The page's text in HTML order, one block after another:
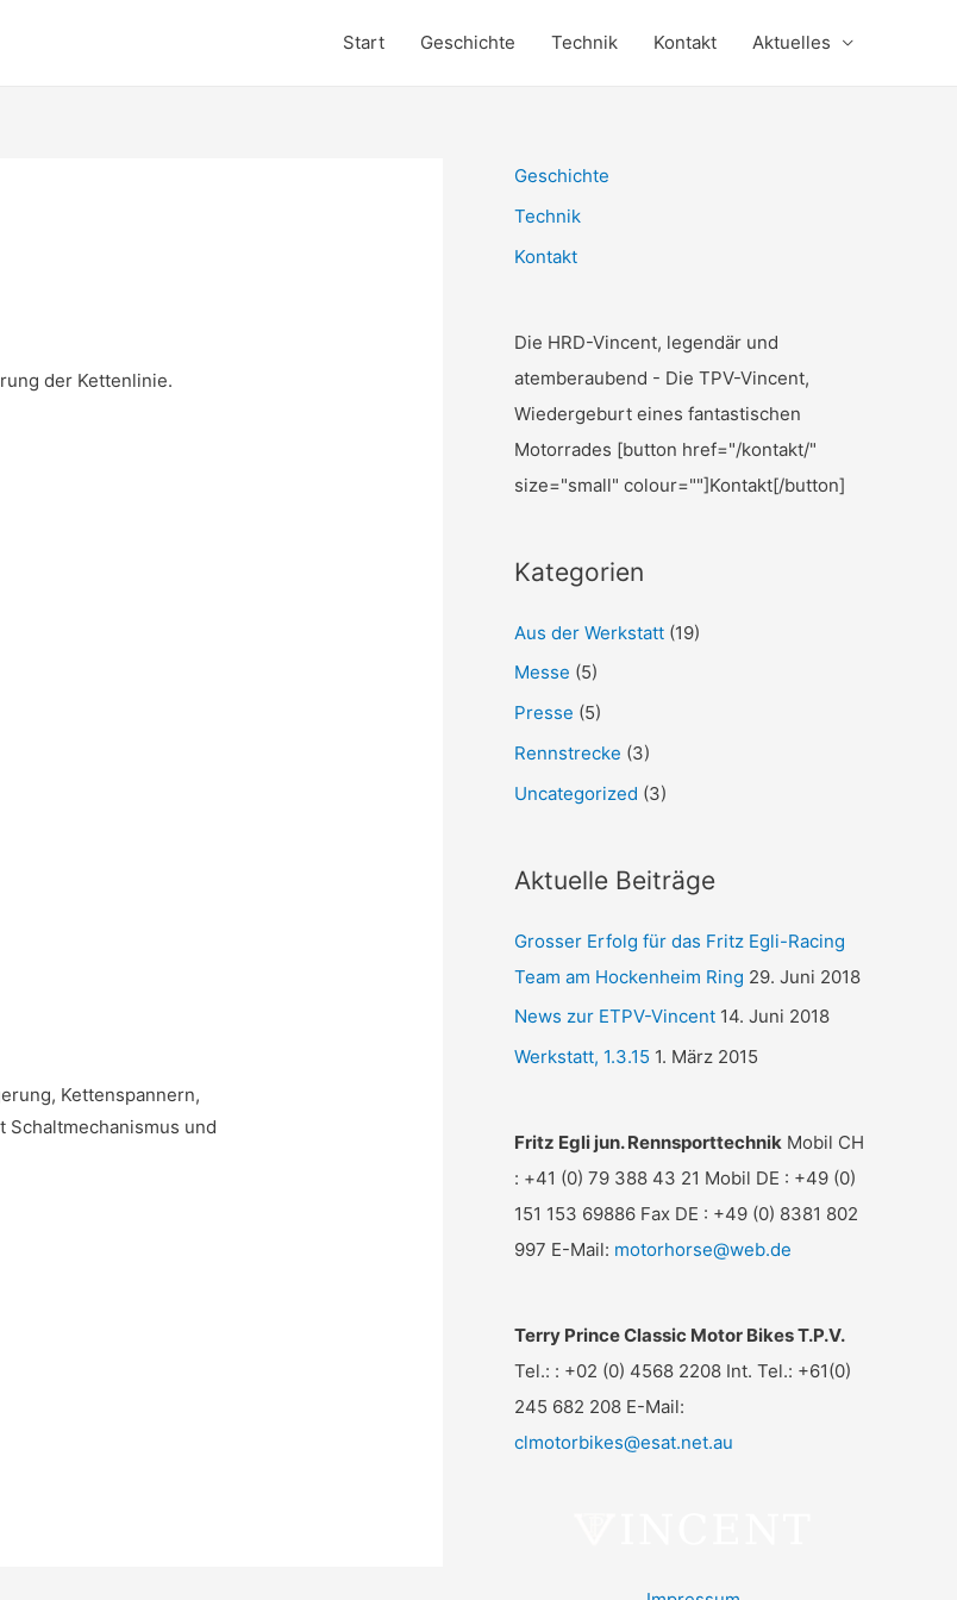
Start Geschichte Technik Kontakt Aktuelles
der Kettenlinie.
Kettenspannern,
Schaltmechanismus und
Geschichte
Technik
Kontakt
Die HRD-Vincent, legendär und
atemberaubend - Die TPV-Vincent,
Wiedergeburt eines fantastischen
Motorrades [button href="/kontakt/"
size="small" colour=""]Kontakt[/button]
Kategorien
Aus der Werkstatt (19)
Messe (5)
Presse (5)
Rennstrecke (3)
Uncategorized (3)
Aktuelle Beiträge
Grosser Erfolg für das Fritz Egli-Racing
Team am Hockenheim Ring 29. Juni 2018
News zur ETPV-Vincent 14. Juni 2018
Werkstatt, 1.3.15 1. März 2015
Fritz Egli jun. Rennsporttechnik Mobil CH
: +41 (0) 79 388 43 21 Mobil DE : +49 (0)
151 153 69886 Fax DE : +49 (0) 8381 802
997 E-Mail: motorhorse@web.de
Terry Prince Classic Motor Bikes T.P.V.
Tel.: : +02 (0) 4568 2208 Int. Tel.: +61(0)
245 682 208 E-Mail:
clmotorbikes@esat.net.au